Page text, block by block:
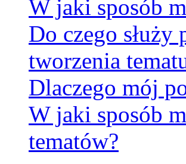
W jaki sposób
Do czego służy
tworzenia
Dlaczego mój
W jaki sposób
tematów?